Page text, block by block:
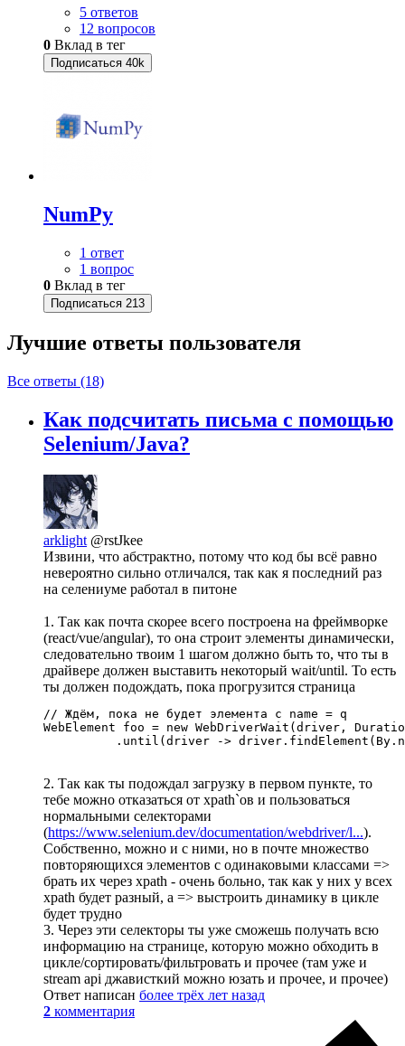
5 ответов
12 вопросов
0 Вклад в тег
Подписаться 40k
NumPy
1 ответ
1 вопрос
0 Вклад в тег
Подписаться 213
Лучшие ответы пользователя
Все ответы (18)
Как подсчитать письма с помощью
Selenium/Java?
arklight @rstJkee
Извини, что абстрактно, потому что код бы всё равно
невероятно сильно отличался, так как я последний раз
на селениуме работал в питоне
1. Так как почта скорее всего построена на фреймворке
(react/vue/angular), то она строит элементы динамически,
следовательно твоим 1 шагом должно быть то, что ты в
драйвере должен выставить некоторый wait/until. То есть
ты должен подождать, пока прогрузится страница
// Ждём, пока не будет элемента с name = q
WebElement foo = new WebDriverWait(driver,
.until(driver ->
2. Так как ты подождал загрузку в первом пункте, то
тебе можно отказаться от xpath`ов и пользоваться
нормальными селекторами
(https://www.selenium.dev/documentation/webdriver/l...).
Собственно, можно и с ними, но в почте множество
повторяющихся элементов с одинаковыми классами =>
брать их через xpath - очень больно, так как у них у всех
xpath будет разный, а => выстроить динамику в цикле
будет трудно
3. Через эти селекторы ты уже сможешь получать всю
информацию на странице, которую можно обходить в
цикле/сортировать/фильтровать и прочее (там уже и
stream api джависткий можно юзать и прочее, и прочее)
Ответ написан более трёх лет назад
2 комментария